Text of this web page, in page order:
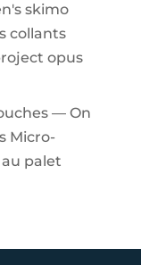
skimo
collants
opus
— On
Micro-
palet